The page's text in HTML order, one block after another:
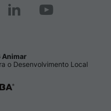
o Desenvolvimento Local